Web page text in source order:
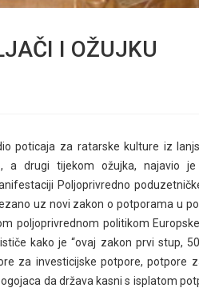
I OŽUJKU
poticaja za ratarske kulture iz
a drugi tijekom ožujka, najavio
Poljoprivredno
uz novi zakon o potporama u
poljoprivrednom politikom
kako je “ovaj zakon prvi stup,
za investicijske potpore, potpore
da država kasni s isplatom